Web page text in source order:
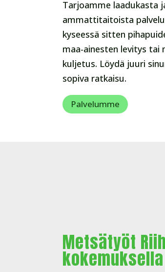
Tarjoamme laadukasta
ammattitaitoista
kyseessä sitten
maa-ainesten levitys tai
kuljetus. Löydä juuri
sopiva ratkaisu.
Palvelumme
Metsätyöt
kokemuksella